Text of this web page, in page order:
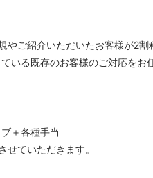
やご紹介いただいたお客様が2割
いる既存のお客様のご対応をお
＋各種手当
ていただきます。